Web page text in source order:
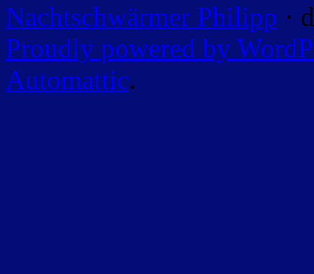
Nachtschwärmer Philipp ·
Proudly powered by
Automattic.